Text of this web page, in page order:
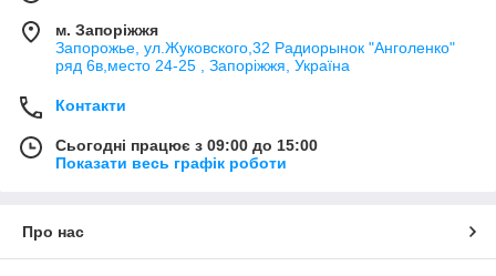
м. Запоріжжя
Запорожье, ул.Жуковского,32 Радиорынок "Анголенко"
ряд 6в,место 24-25 , Запоріжжя, Україна
Контакти
Сьогодні працює з 09:00 до 15:00
Показати весь графік роботи
Про нас